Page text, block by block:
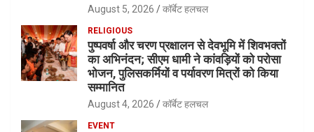
August 5, 2026 कॉर्बेट हलचल
RELIGIOUS
पुष्पवर्षा और चरण प्रक्षालन से देवभूमि में शिवभक्तों
का अभिनंदन; सीएम धामी ने कांवड़ियों को परोसा
भोजन, पुलिसकर्मियों व पर्यावरण मित्रों को किया
सम्मानित
August 4, 2026 कॉर्बेट हलचल
EVENT